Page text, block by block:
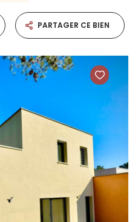
PARTAGER CE BIEN